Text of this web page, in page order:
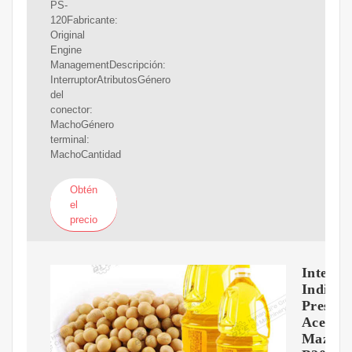
PS-
120Fabricante:
Original
Engine
ManagementDescripción:
InterruptorAtributosGénero
del
conector:
MachoGénero
terminal:
MachoCantidad
Obtén
el
precio
Presión
Aceite
Mazda